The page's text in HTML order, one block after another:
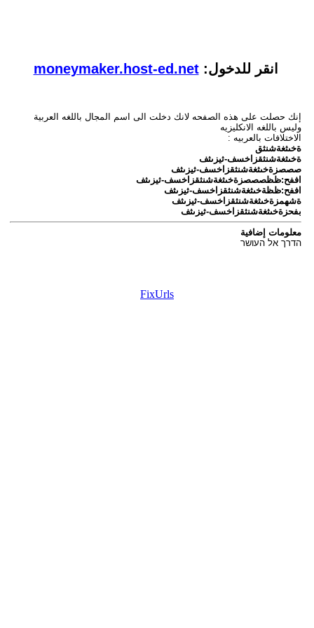
انقر للدخول:moneymaker.host-ed.net
إنك حصلت على هذه الصفحه لانك دخلت الى اسم المجال باللغه العربية
وليس باللغه الانكليزيه
الاختلافات بالعربيه :
ةخىثغةشنثق
ةخىثغةشنثقزاخسف-ثيزىثف
صصصزةخىثغةشنثقزاخسف-ثيزىثف
اففح:ظظصصصزةخىثغةشنثقزاخسف-ثيزىثف
اففح:ظظةخىثغةشنثقزاخسف-ثيزىثف
ةشهمزةخىثغةشنثقزاخسف-ثيزىثف
بفحزةخىثغةشنثقزاخسف-ثيزىثف
معلومات إضافية
הדרך אל העושר
FixUrls